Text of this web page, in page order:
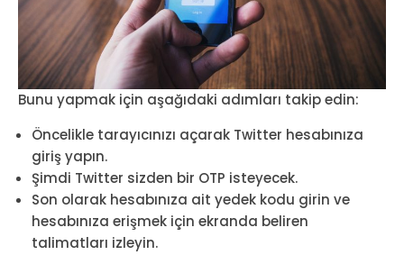
Bunu yapmak için aşağıdaki adımları takip edin:
Öncelikle tarayıcınızı açarak Twitter hesabınıza
giriş yapın.
Şimdi Twitter sizden bir OTP isteyecek.
Son olarak hesabınıza ait yedek kodu girin ve
hesabınıza erişmek için ekranda beliren
talimatları izleyin.